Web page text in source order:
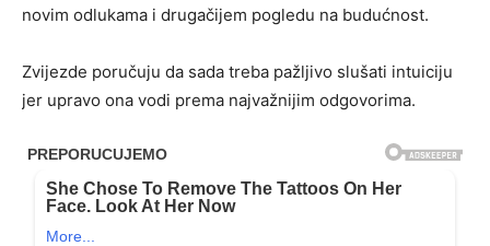
novim odlukama i drugačijem pogledu na budućnost.
Zvijezde poručuju da sada treba pažljivo slušati intuiciju
jer upravo ona vodi prema najvažnijim odgovorima.